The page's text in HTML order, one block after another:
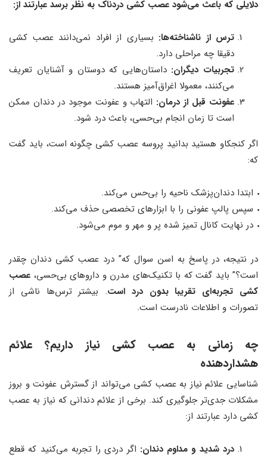
دلایلی که باعث می‌شود عصب ‌کشی دردناک به نظر برسد عبارتند از:
ترس از ناشناخته‌ها: بسیاری از افراد نمی‌دانند عصب ‌کشی
دقیقا چه مراحلی دارد.
تجربیات دیگران: داستان‌هایی که دوستان و آشنایان تعریف
می‌کنند، معمولا اغراق‌آمیز هستند.
عفونت قبل از درمان: التهاب و عفونت موجود در دندان ممکن
است تا زمان انجام بی‌حسی، باعث درد شود.
اگر کنجکاو هستید بدانید پروسه عصب ‌کشی چگونه است، باید گفت
که:
ابتدا دندان‌پزشک ناحیه را بی‌حس می‌کند.
سپس پالپ عفونی را با ابزارهای تخصصی حذف می‌کند.
در نهایت کانال تمیز شده پر و مهر و موم می‌شود.
در نتیجه، در پاسخ به اسن سوال که” درد عصب کشی دندان چقدر
است؟” باید گفت که با تکنیک‌های مدرن و داروهای بی‌حسی، عصب
‌کشی تجربه‌ای تقریبا بدون درد است. بیشتر ترس‌ها ناشی از
تصورات و اطلاعات نادرست است.
چه زمانی به عصب ‌کشی نیاز داریم؟ علائم
هشداردهنده
شناسایی علائم نیاز به عصب ‌کشی می‌تواند از گسترش عفونت و بروز
مشکلات جدی‌تر جلوگیری کند. برخی از علائم دندانی که نیاز به عصب
کشی دارد عبارتند از:
درد شدید و مداوم دندان: اگر دردی را تجربه می‌کنید که قطع